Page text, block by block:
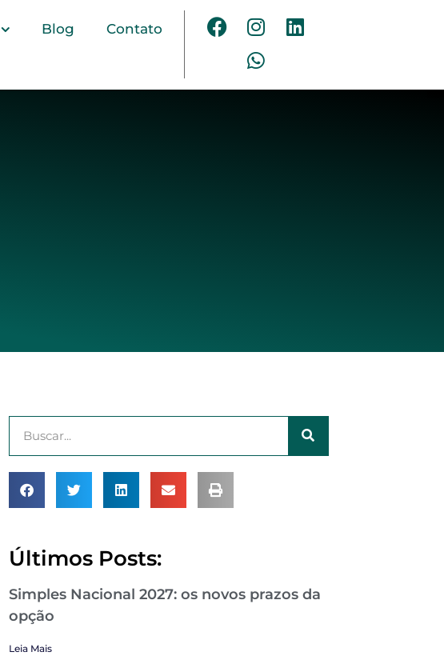
Blog Contato
Últimos Posts:
Simples Nacional 2027: os novos prazos da
opção
Leia Mais